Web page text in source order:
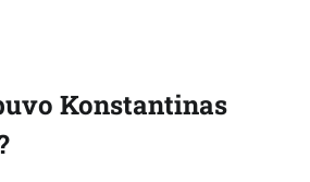
Konstantinas